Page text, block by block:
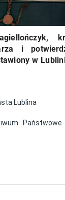
i
w
Lublina